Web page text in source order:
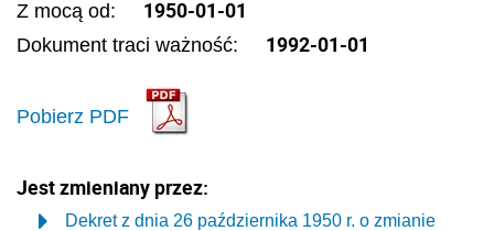
Z mocą od: 1950-01-01
Dokument traci ważność: 1992-01-01
Pobierz PDF
Jest zmieniany przez:
Dekret z dnia 26 października 1950 r. o zmianie